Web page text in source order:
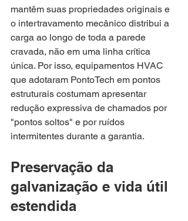
mantêm suas propriedades originais e
o intertravamento mecânico distribui a
carga ao longo de toda a parede
cravada, não em uma linha crítica
única. Por isso, equipamentos HVAC
que adotaram PontoTech em pontos
estruturais costumam apresentar
redução expressiva de chamados por
"pontos soltos" e por ruídos
intermitentes durante a garantia.
Preservação da
galvanização e vida útil
estendida